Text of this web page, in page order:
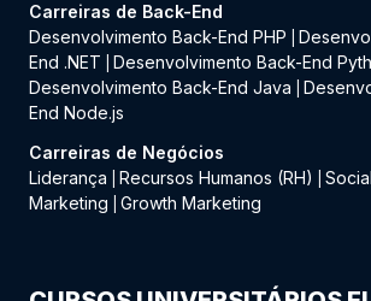
Carreiras de Back-End
Desenvolvimento Back-End PHP
End .NET
Desenvolvimento Back-End
Desenvolvimento Back-End Java
End Node.js
Carreiras de Negócios
Liderança
Recursos Humanos (RH)
Marketing
Growth Marketing